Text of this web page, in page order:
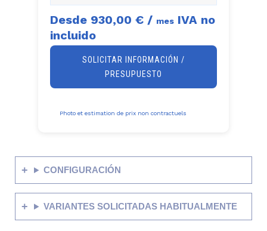
Desde 930,00 € / mes IVA no
incluido
SOLICITAR INFORMACIÓN /
PRESUPUESTO
Photo et estimation de prix non contractuels
CONFIGURACIÓN
VARIANTES SOLICITADAS HABITUALMENTE